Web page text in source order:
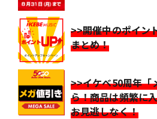
>>開催中のポイン
まとめ！
>>イケベ50周年「
ら！商品は頻繁に
お見逃しなく！